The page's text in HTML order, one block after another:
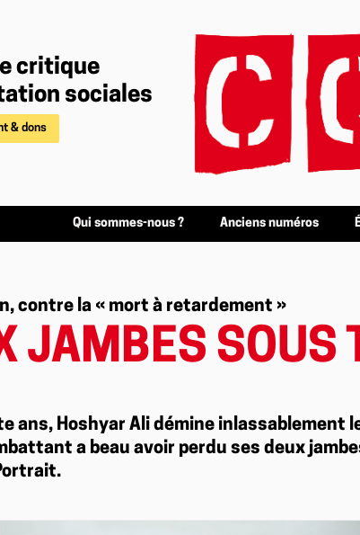
critique
sociales
& dons
Qui sommes-nous ? Anciens numéros
contre la « mort à retardement »
JAMBES SOUS
ans, Hoshyar Ali démine inlassablement
a beau avoir perdu ses deux